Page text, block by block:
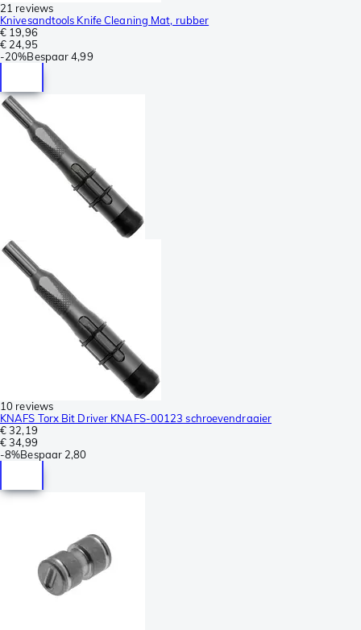
21 reviews
Knivesandtools Knife Cleaning Mat, rubber
€ 19,96
€ 24,95
-20%Bespaar 4,99
10 reviews
KNAFS Torx Bit Driver KNAFS-00123 schroevendraaier
€ 32,19
€ 34,99
-8%Bespaar 2,80